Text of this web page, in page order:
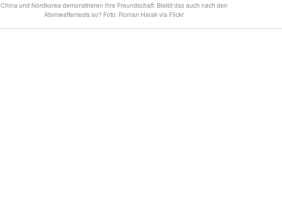
China und Nordkorea demonstrieren ihre Freundschaft: Bleibt das auch nach den
Atomwaffentests so? Foto: Roman Harak via Flickr